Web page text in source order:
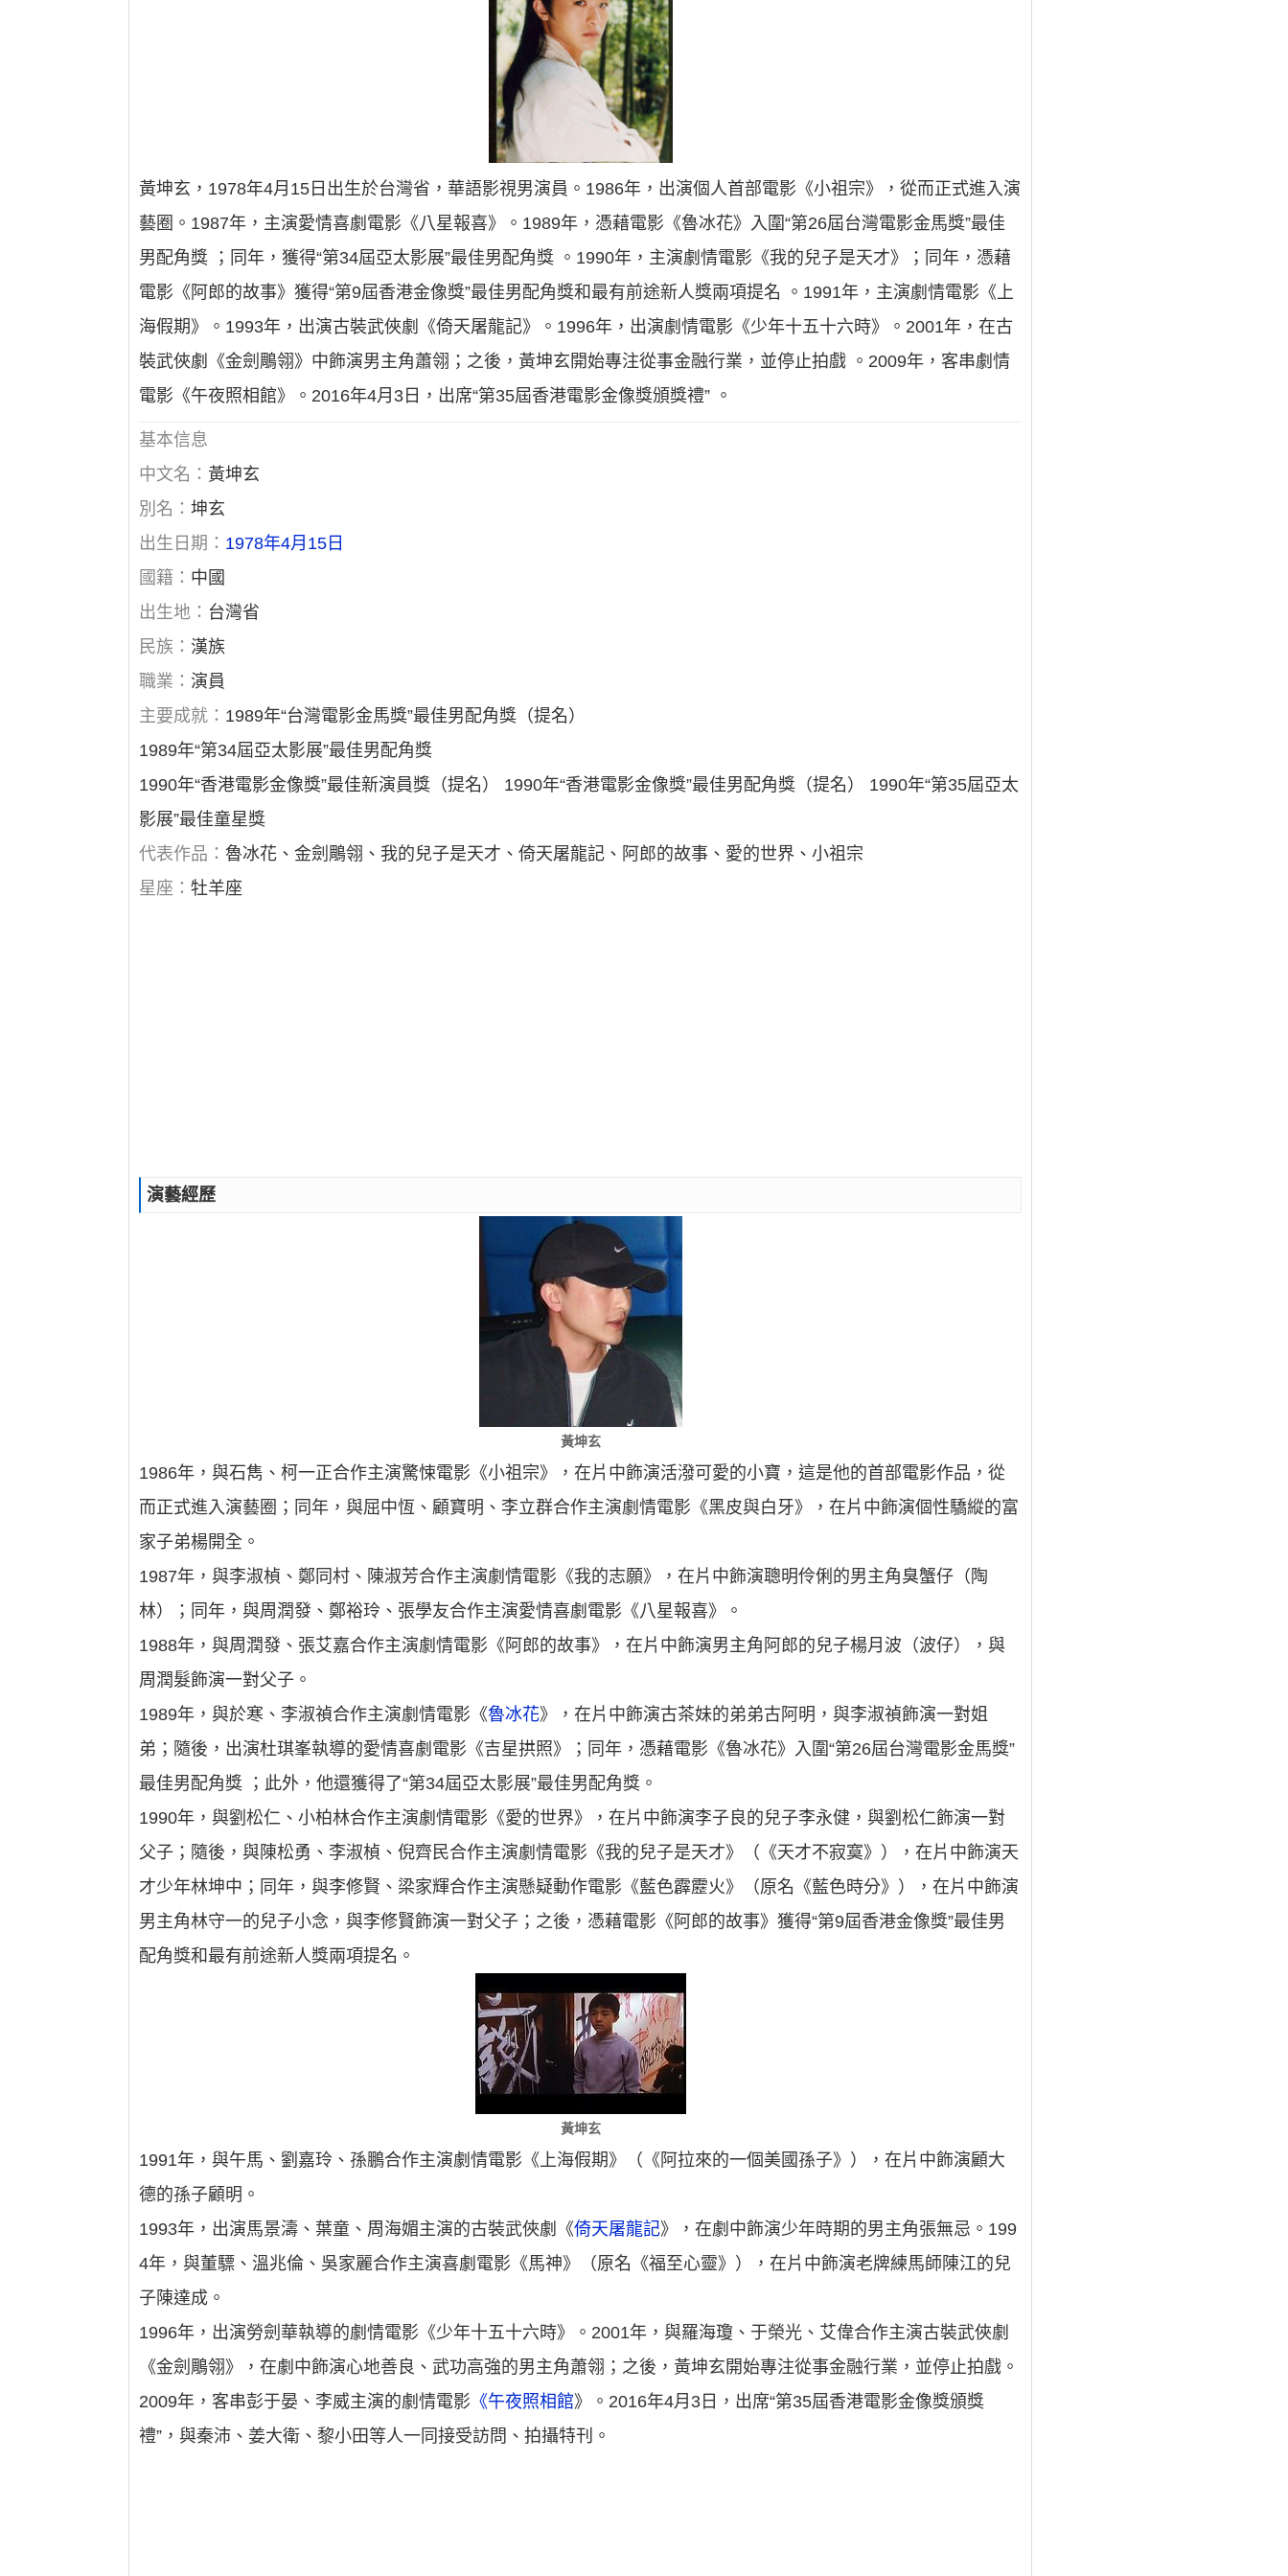
黃坤玄，1978年4月15日出生於台灣省，華語影視男演員。1986年，出演個人首部電影《小祖宗》，從而正式進入演
藝圈。1987年，主演愛情喜劇電影《八星報喜》。1989年，憑藉電影《魯冰花》入圍“第26屆台灣電影金馬獎”最佳
男配角獎 ；同年，獲得“第34屆亞太影展”最佳男配角獎 。1990年，主演劇情電影《我的兒子是天才》；同年，憑藉
電影《阿郎的故事》獲得“第9屆香港金像獎”最佳男配角獎和最有前途新人獎兩項提名 。1991年，主演劇情電影《上
海假期》。1993年，出演古裝武俠劇《倚天屠龍記》。1996年，出演劇情電影《少年十五十六時》。2001年，在古
裝武俠劇《金劍鵰翎》中飾演男主角蕭翎；之後，黃坤玄開始專注從事金融行業，並停止拍戲 。2009年，客串劇情
電影《午夜照相館》。2016年4月3日，出席“第35屆香港電影金像獎頒獎禮” 。
基本信息
中文名： 黃坤玄
別名：坤玄
出生日期： 1978年4月15日
國籍： 中國
出生地： 台灣省
民族： 漢族
職業：演員
主要成就： 1989年“台灣電影金馬獎”最佳男配角獎（提名）
1989年“第34屆亞太影展”最佳男配角獎
1990年“香港電影金像獎”最佳新演員獎（提名） 1990年“香港電影金像獎”最佳男配角獎（提名） 1990年“第35屆亞太
影展”最佳童星獎
代表作品：魯冰花、金劍鵰翎、我的兒子是天才、倚天屠龍記、阿郎的故事、愛的世界、小祖宗
星座：牡羊座
演藝經歷
黃坤玄
1986年，與石雋、柯一正合作主演驚悚電影《小祖宗》，在片中飾演活潑可愛的小寶，這是他的首部電影作品，從
而正式進入演藝圈；同年，與屈中恆、顧寶明、李立群合作主演劇情電影《黑皮與白牙》，在片中飾演個性驕縱的富
家子弟楊開全。
1987年，與李淑楨、鄭同村、陳淑芳合作主演劇情電影《我的志願》，在片中飾演聰明伶俐的男主角臭蟹仔（陶
林）；同年，與周潤發、鄭裕玲、張學友合作主演愛情喜劇電影《八星報喜》。
1988年，與周潤發、張艾嘉合作主演劇情電影《阿郎的故事》，在片中飾演男主角阿郎的兒子楊月波（波仔），與
周潤髮飾演一對父子。
1989年，與於寒、李淑禎合作主演劇情電影《魯冰花》，在片中飾演古茶妹的弟弟古阿明，與李淑禎飾演一對姐
弟；隨後，出演杜琪峯執導的愛情喜劇電影《吉星拱照》；同年，憑藉電影《魯冰花》入圍“第26屆台灣電影金馬獎”
最佳男配角獎 ；此外，他還獲得了“第34屆亞太影展”最佳男配角獎。
1990年，與劉松仁、小柏林合作主演劇情電影《愛的世界》，在片中飾演李子良的兒子李永健，與劉松仁飾演一對
父子；隨後，與陳松勇、李淑楨、倪齊民合作主演劇情電影《我的兒子是天才》（《天才不寂寞》），在片中飾演天
才少年林坤中；同年，與李修賢、梁家輝合作主演懸疑動作電影《藍色霹靂火》（原名《藍色時分》），在片中飾演
男主角林守一的兒子小念，與李修賢飾演一對父子；之後，憑藉電影《阿郎的故事》獲得“第9屆香港金像獎”最佳男
配角獎和最有前途新人獎兩項提名。
黃坤玄
1991年，與午馬、劉嘉玲、孫鵬合作主演劇情電影《上海假期》（《阿拉來的一個美國孫子》），在片中飾演顧大
德的孫子顧明。
1993年，出演馬景濤、葉童、周海媚主演的古裝武俠劇《倚天屠龍記》，在劇中飾演少年時期的男主角張無忌。199
4年，與董驃、溫兆倫、吳家麗合作主演喜劇電影《馬神》（原名《福至心靈》），在片中飾演老牌練馬師陳江的兒
子陳達成。
1996年，出演勞劍華執導的劇情電影《少年十五十六時》。2001年，與羅海瓊、于榮光、艾偉合作主演古裝武俠劇
《金劍鵰翎》，在劇中飾演心地善良、武功高強的男主角蕭翎；之後，黃坤玄開始專注從事金融行業，並停止拍戲。
2009年，客串彭于晏、李威主演的劇情電影 《午夜照相館》。2016年4月3日，出席“第35屆香港電影金像獎頒獎
禮”，與秦沛、姜大衛、黎小田等人一同接受訪問、拍攝特刊。